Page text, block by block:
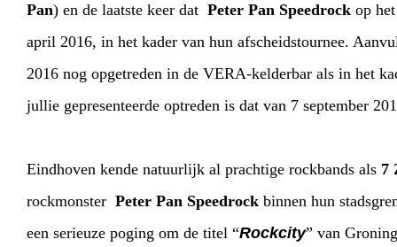
Pan) en de laatste keer dat Peter Pan Speedrock op
april 2016, in het kader van hun afscheidstournee.
2016 nog opgetreden in de VERA-kelderbar als in het
jullie gepresenteerde optreden is dat van 7 september
Eindhoven kende natuurlijk al prachtige rockbands als 7
rockmonster Peter Pan Speedrock binnen hun
een serieuze poging om de titel “Rockcity” van